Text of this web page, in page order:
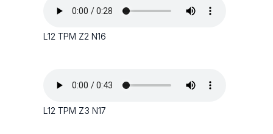
L12 TPM Z2 N16
L12 TPM Z3 N17